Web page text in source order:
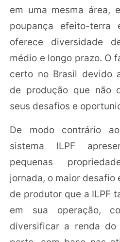
em uma mesma área,
poupança efeito-
oferece diversidade
médio e longo prazo. O
certo no Brasil devido
de produção que não
seus desafios e
De modo contrário
sistema ILPF
pequenas
jornada, o maior desafio
de produtor que a ILPF
em sua operação,
diversificar a renda